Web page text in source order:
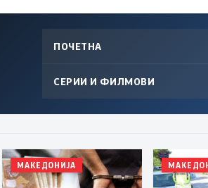
ПОЧЕТНА
СЕРИИ И ФИЛМОВИ
МАКЕДОНИЈА